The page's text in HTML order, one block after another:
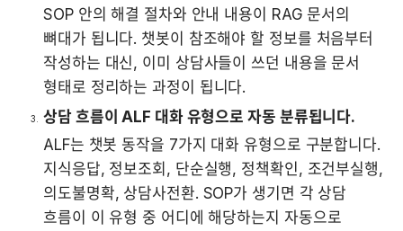
SOP 안의 해결 절차와 안내 내용이 RAG 문서의
뼈대가 됩니다. 챗봇이 참조해야 할 정보를 처음부터
작성하는 대신, 이미 상담사들이 쓰던 내용을 문서
형태로 정리하는 과정이 됩니다.
상담 흐름이 ALF 대화 유형으로 자동 분류됩니다.
ALF는 챗봇 동작을 7가지 대화 유형으로 구분합니다.
지식응답, 정보조회, 단순실행, 정책확인, 조건부실행,
의도불명확, 상담사전환. SOP가 생기면 각 상담
흐름이 이 유형 중 어디에 해당하는지 자동으로